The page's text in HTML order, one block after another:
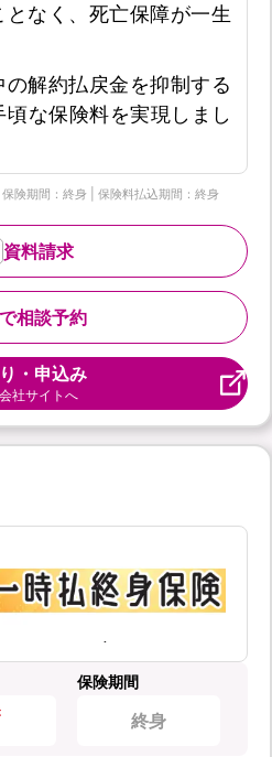
なく、死亡保障が一生
解約払戻金を抑制する
な保険料を実現しまし
険期間：終身 | 保険料払込期間：終身
相談予約
資料請求
・申込み
社サイトへ
保険期間
終身